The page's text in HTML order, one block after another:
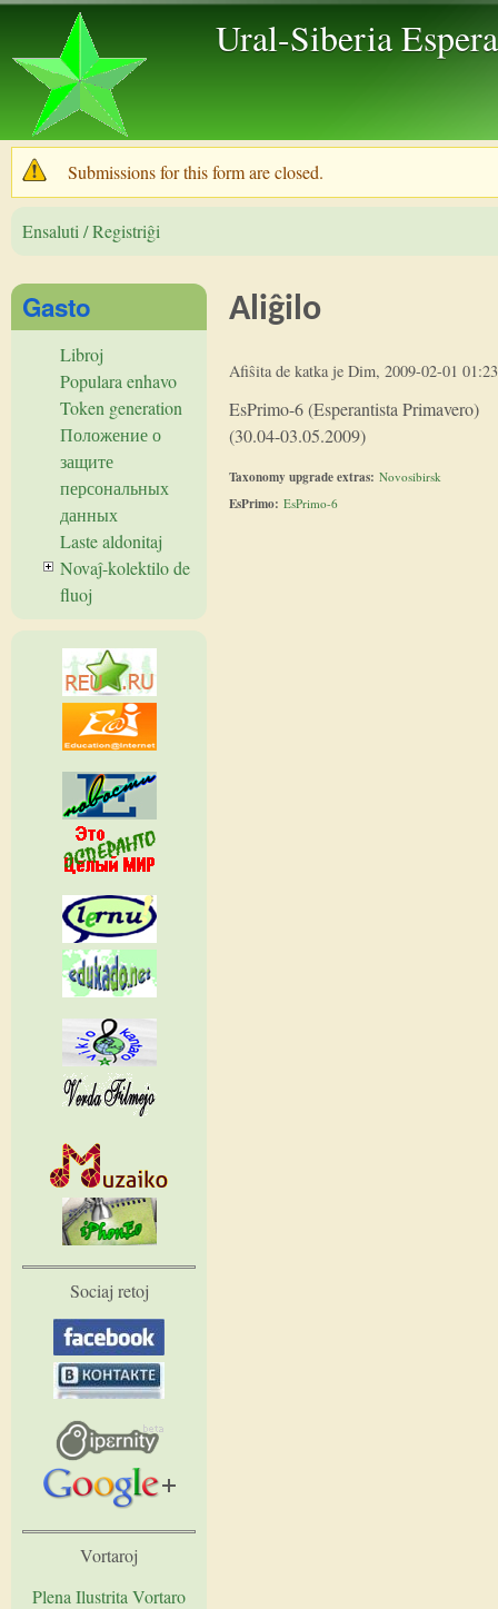
Ural-Siberia
Warning message
Submissions for this form are closed.
Ensaluti / Registriĝi
Aliĝilo
Afiŝita de katkaje Dim, 2009-02-01 01:23
EsPrimo-6 (Esperantista Primavero)
(30.04-03.05.2009)
Taxonomy upgrade extras: Novosibirsk
EsPrimo: EsPrimo-6
Gasto
Libroj
Populara enhavo
Token generation
Положение о
защите
персональных
данных
Laste aldonitaj
Novaĵ-kolektilo de
fluoj
Sociaj retoj
Vortaroj
Plena Ilustrita Vortaro